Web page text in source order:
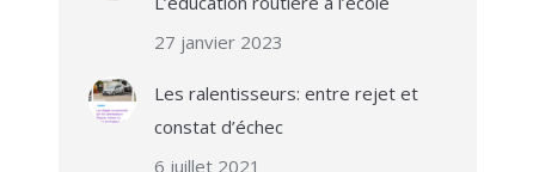
27 janvier 2023
Les ralentisseurs: entre rejet et
constat d’échec
6 juillet 2021